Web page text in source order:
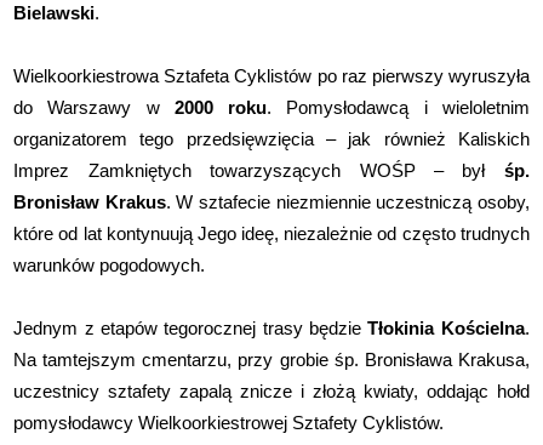
Bielawski.
Wielkoorkiestrowa Sztafeta Cyklistów po raz pierwszy wyruszyła
do Warszawy w 2000 roku. Pomysłodawcą i wieloletnim
organizatorem tego przedsięwzięcia – jak również Kaliskich
Imprez Zamkniętych towarzyszących WOŚP – był śp.
Bronisław Krakus. W sztafecie niezmiennie uczestniczą osoby,
które od lat kontynuują Jego ideę, niezależnie od często trudnych
warunków pogodowych.
Jednym z etapów tegorocznej trasy będzieTłokinia Kościelna.
Na tamtejszym cmentarzu, przy grobie śp. Bronisława Krakusa,
uczestnicy sztafety zapalą znicze i złożą kwiaty, oddając hołd
pomysłodawcy Wielkoorkiestrowej Sztafety Cyklistów.